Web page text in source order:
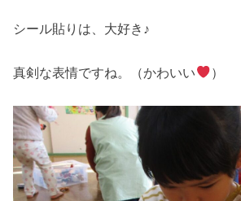
シール貼りは、大好き♪
真剣な表情ですね。（かわいい ）